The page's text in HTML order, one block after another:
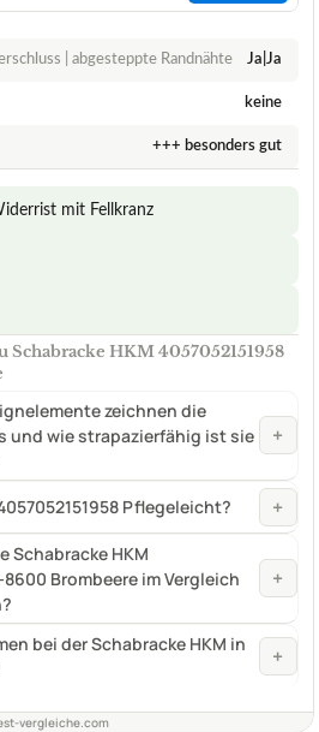
| abgesteppte Randnähte Ja|Ja
keine
+++ besonders gut
mit Fellkranz
Schabracke HKM 4057052151958
zeichnen die
und wie strapazierfähig ist sie
+
Pflegeleicht? +
Schabracke HKM
Brombeere im Vergleich
+
bei der Schabracke HKM in
+
vergleiche.com